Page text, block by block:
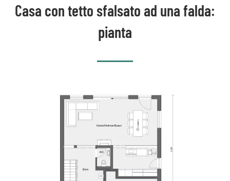
Casa con tetto sfalsato ad una falda:
pianta